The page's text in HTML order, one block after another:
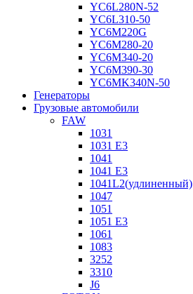
YC6L280N-52
YC6L310-50
YC6M220G
YC6M280-20
YC6M340-20
YC6M390-30
YC6MK340N-50
Генераторы
Грузовые автомобили
FAW
1031
1031 E3
1041
1041 E3
1041L2(удлиненный)
1047
1051
1051 E3
1061
1083
3252
3310
J6